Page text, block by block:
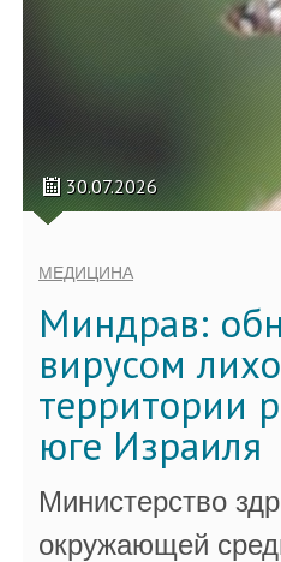
30.07.2026
МЕДИЦИНА
Миндрав:
вирусом
территории
юге Израиля
Министерство
окружающей